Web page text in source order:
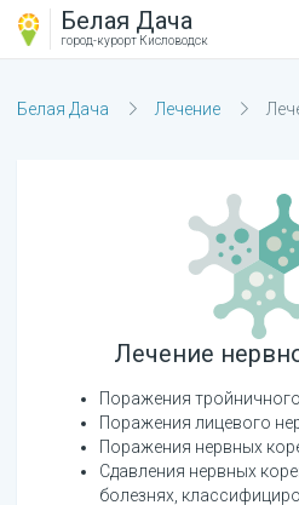
Белая Дача
город-курорт Кисловодск
Белая Дача Лечение
Лечение
Поражения
Поражения лицевого
Поражения нервных
Сдавления нервных
болезнях,